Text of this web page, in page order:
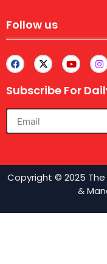
Follow us
Subscribe For
Copyright © 2025 The
&